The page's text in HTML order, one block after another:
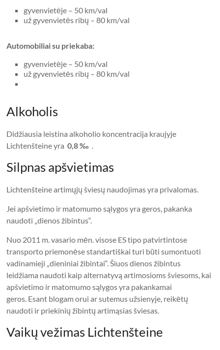
gyvenvietėje – 50 km/val
už gyvenvietės ribų – 80 km/val
Automobiliai su priekaba:
gyvenvietėje – 50 km/val
už gyvenvietės ribų – 80 km/val
Alkoholis
Didžiausia leistina alkoholio koncentracija kraujyje
Lichtenšteine ​​yra0,8 ‰ .
Silpnas apšvietimas
Lichtenšteine ​​artimųjų šviesų naudojimas yra privalomas.
Jei apšvietimo ir matomumo sąlygos yra geros, pakanka
naudoti „dienos žibintus“.
Nuo 2011 m. vasario mėn. visose ES tipo patvirtintose
transporto priemonėse standartiškai turi būti sumontuoti
vadinamieji „dieniniai žibintai“. Šiuos dienos žibintus
leidžiama naudoti kaip alternatyvą artimosioms šviesoms, kai
apšvietimo ir matomumo sąlygos yra pakankamai
geros. Esant blogam orui ar sutemus užsienyje, reikėtų
naudoti ir priekinių žibintų artimąsias šviesas.
Vaikų vežimas Lichtenšteine